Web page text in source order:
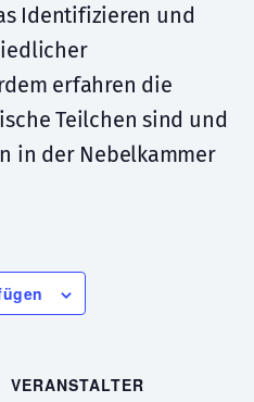
Identifizieren und
erfahren die
Teilchen sind und
in der Nebelkammer
VERANSTALTER